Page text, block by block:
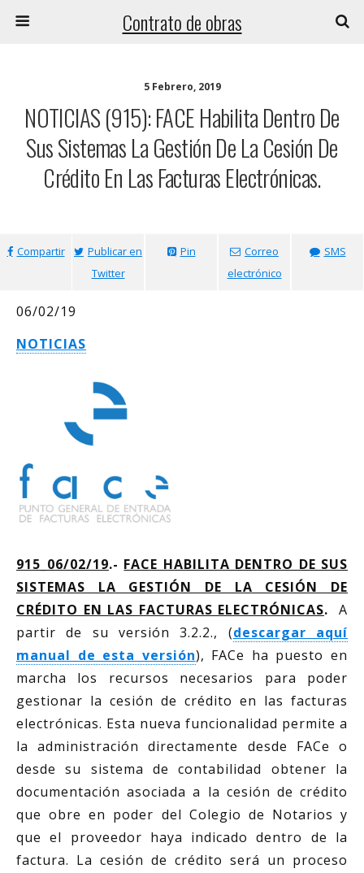
Contrato de obras
5 Febrero, 2019
NOTICIAS (915): FACE Habilita Dentro De
Sus Sistemas La Gestión De La Cesión De
Crédito En Las Facturas Electrónicas.
Compartir
Publicar en
Twitter
Pin
Correo
electrónico
SMS
06/02/19
NOTICIAS
915_06/02/19.- FACE HABILITA DENTRO DE SUS
SISTEMAS LA GESTIÓN DE LA CESIÓN DE
CRÉDITO EN LAS FACTURAS ELECTRÓNICAS. A
partir de su versión 3.2.2., (descargar aquí
manual de esta versión), FACe ha puesto en
marcha los recursos necesarios para poder
gestionar la cesión de crédito en las facturas
electrónicas. Esta nueva funcionalidad permite a
la administración directamente desde FACe o
desde su sistema de contabilidad obtener la
documentación asociada a la cesión de crédito
que obre en poder del Colegio de Notarios y
que el proveedor haya indicado dentro de la
factura. La cesión de crédito será un proceso